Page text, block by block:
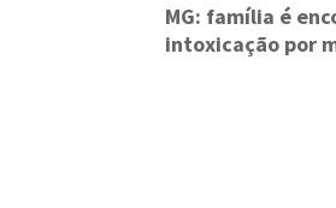
MG: família é
intoxicação por